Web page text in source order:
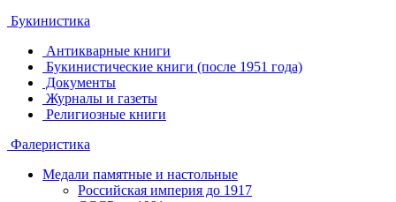
Букинистика
Антикварные книги
Букинистические книги (после 1951 года)
Документы
Журналы и газеты
Религиозные книги
Фалеристика
Медали памятные и настольные
Российская империя до 1917